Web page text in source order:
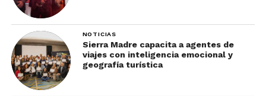
Con una llamativa combinación entre naturaleza y
sofisticación, Arizona es un paraíso del glamping.
NOTICIAS
Sierra Madre capacita a agentes de
viajes con inteligencia emocional y
geografía turística